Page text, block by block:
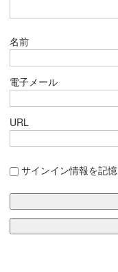
名前
電子メール
URL
サインイン情報を記憶